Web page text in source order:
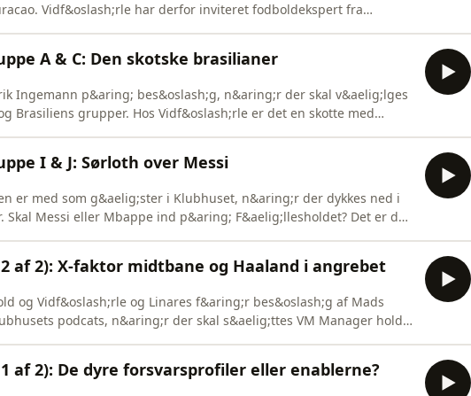
Vidf&oslash;rle har derfor inviteret fodboldekspert fra
A & C: Den skotske brasilianer
Ingemann p&aring; bes&oslash;g, n&aring;r der skal v&aelig;lges
Brasiliens grupper. Hos Vidf&oslash;rle er det en skotte med
I & J: Sørloth over Messi
er med som g&aelig;ster i Klubhuset, n&aring;r der dykkes ned i
Skal Messi eller Mbappe ind p&aring; F&aelig;llesholdet? Det er der
af 2): X-faktor midtbane og Haaland i angrebet
og Vidf&oslash;rle og Linares f&aring;r bes&oslash;g af Mads
podcats, n&aring;r der skal s&aelig;ttes VM Manager hold
af 2): De dyre forsvarsprofiler eller enablerne?